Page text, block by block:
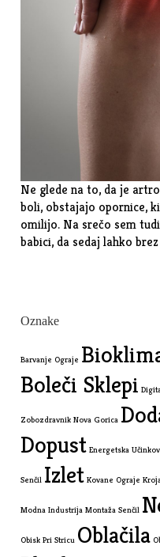
Ne glede na to, da je
boli, obstajajo opornice,
omilijo. Na srečo sem
babici, da sedaj lahko
Oznake
Barvanje Ograje
Boleči Sklepi
Zobozdravnik Nova Gorica
Dopust Energetska
Senčil Izlet Kovane Ograje
Modna Industrija Montaža Senčil
Obisk Pri Stricu Oblačila